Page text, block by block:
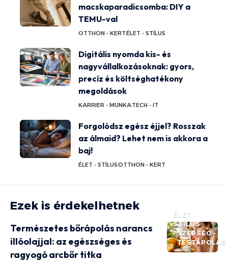
macskaparadicsomba: DIY a
TEMU-val
OTTHON - KERTÉLET - STÍLUS
Digitális nyomda kis- és
nagyvállalkozásoknak: gyors,
precíz és költséghatékony
megoldások
KARRIER - MUNKATECH - IT
Forgolódsz egész éjjel? Rosszak
az álmaid? Lehet nem is akkora a
baj!
ÉLET - STÍLUSOTTHON - KERT
Ezek is érdekelhetnek
ÉLET -
STÍLUS
SZÉPSÉG -
TESTÁPOLÁS
Természetes bőrápolás narancs
illóolajjal: az egészséges és
ragyogó arcbőr titka